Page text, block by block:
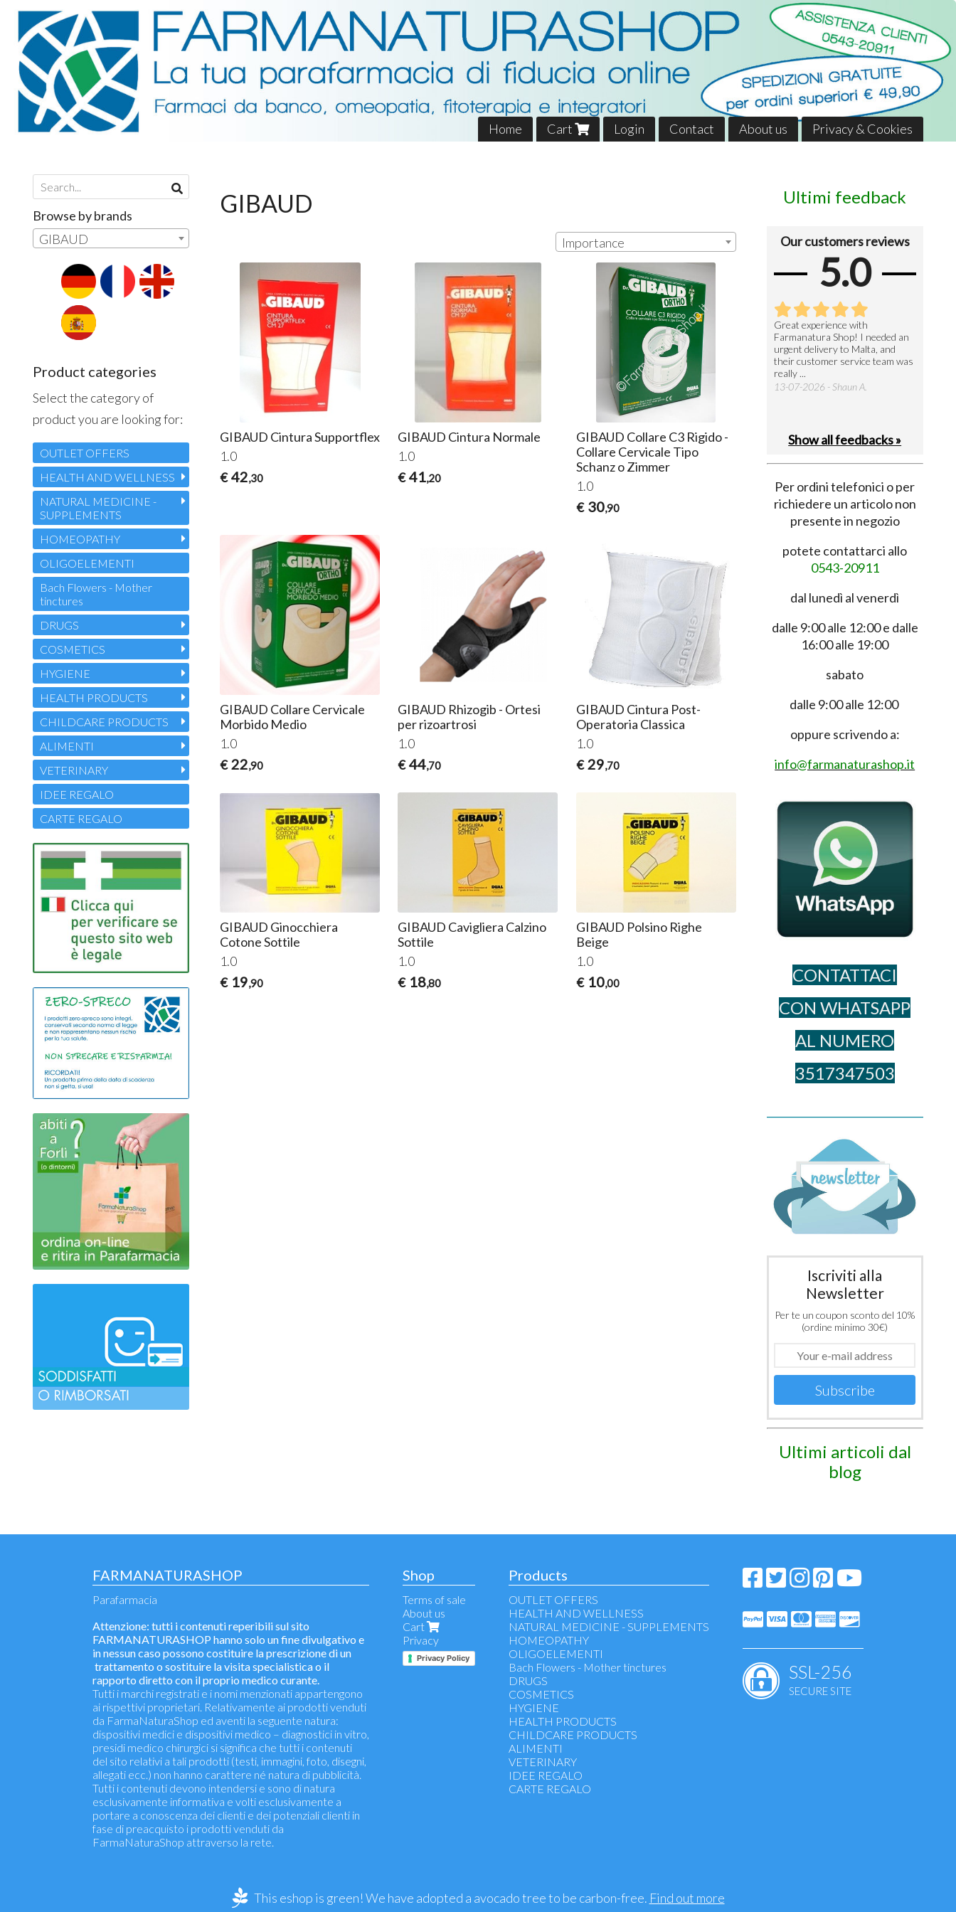
Home Cart Login Contact About us Privacy & Cookies
GIBAUD
Importance
GIBAUD Cintura Supportflex
1.0
€ 42,30
GIBAUD Cintura Normale
1.0
€ 41,20
GIBAUD Collare C3 Rigido -
Collare Cervicale Tipo
Schanz o Zimmer
1.0
€ 30,90
GIBAUD Collare Cervicale
Morbido Medio
1.0
€ 22,90
GIBAUD Rhizogib - Ortesi
per rizoartrosi
1.0
€ 44,70
GIBAUD Cintura Post-
Operatoria Classica
1.0
€ 29,70
GIBAUD Ginocchiera
Cotone Sottile
1.0
€ 19,90
GIBAUD Cavigliera Calzino
Sottile
1.0
€ 18,80
GIBAUD Polsino Righe
Beige
1.0
€ 10,00
Browse by brands
GIBAUD
Product categories
Select the category of
product you are looking for:
OUTLET OFFERS
HEALTH AND WELLNESS
NATURAL MEDICINE -
SUPPLEMENTS
HOMEOPATHY
OLIGOELEMENTI
Bach Flowers - Mother
tinctures
DRUGS
COSMETICS
HYGIENE
HEALTH PRODUCTS
CHILDCARE PRODUCTS
ALIMENTI
VETERINARY
IDEE REGALO
CARTE REGALO
Ultimi feedback
Our customers reviews
5.0
Tutto perfetto
27-07-2026 - Ruggero V.
Great experience with
Farmanatura Shop! I needed an
urgent delivery to Malta, and
their customer service team was
really ...
13-07-2026 - Shaun A.
Show all feedbacks »
Per ordini telefonici o per
richiedere un articolo non
presente in negozio
potete contattarci allo
0543-20911
dal lunedì al venerdì
dalle 9:00 alle 12:00 e dalle
16:00 alle 19:00
sabato
dalle 9:00 alle 12:00
oppure scrivendo a:
info@farmanaturashop.it
CONTATTACI
CON WHATSAPP
AL NUME​RO
3517347503
Iscriviti alla
Newsletter
Per te un coupon sconto del 10%
(ordine minimo 30€)
Subscribe
Ultimi articoli dal
blog
FARMANATURASHOP
Parafarmacia
Attenzione: tutti i contenuti reperibili sul sito
FARMANATURASHOP hanno solo un fine divulgativo e
in nessun caso possono costituire la prescrizione di un
trattamento o sostituire la visita specialistica o il
rapporto diretto con il proprio medico curante.
Tutti i marchi registrati e i nomi menzionati appartengono
ai rispettivi proprietari. Relativamente ai prodotti venduti
da FarmaNaturaShop ed aventi la seguente natura:
dispositivi medici e dispositivi medico – diagnostici in vitro,
presidi medico chirurgici si significa che tutti i contenuti
del sito relativi a tali prodotti (testi, immagini, foto, disegni,
allegati ecc.) non hanno carattere né natura di pubblicità.
Tutti i contenuti devono intendersi e sono di natura
esclusivamente informativa e volti esclusivamente a
portare a conoscenza dei clienti e dei potenziali clienti in
fase di preacquisto i prodotti venduti da
FarmaNaturaShop attraverso la rete.
Shop
Terms of sale
About us
Cart
Privacy
Privacy Policy
Products
OUTLET OFFERS
HEALTH AND WELLNESS
NATURAL MEDICINE - SUPPLEMENTS
HOMEOPATHY
OLIGOELEMENTI
Bach Flowers - Mother tinctures
DRUGS
COSMETICS
HYGIENE
HEALTH PRODUCTS
CHILDCARE PRODUCTS
ALIMENTI
VETERINARY
IDEE REGALO
CARTE REGALO
SSL-256
SECURE SITE
This eshop is green! We have adopted a avocado tree to be carbon-free. Find out more